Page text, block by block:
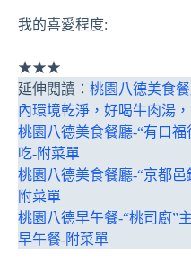
我的喜愛程度:
★★★
延伸閱讀： 桃園八德美食
內環境乾淨，好喝牛肉湯
桃園八德美食餐廳-“有口
吃-附菜單
桃園八德美食餐廳-“京都
附菜單
桃園八德早午餐-“桃司廚”
早午餐-附菜單